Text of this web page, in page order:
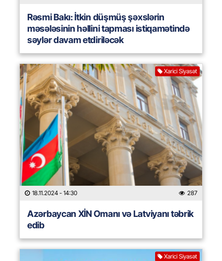
Rəsmi Bakı: İtkin düşmüş şəxslərin
məsələsinin həllini tapması istiqamətində
səylər davam etdiriləcək
Xarici Siyasət
18.11.2024 - 14:30 287
Azərbaycan XİN Omanı və Latviyanı təbrik
edib
Xarici Siyasət